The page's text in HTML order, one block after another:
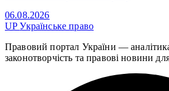
06.08.2026
UPУкраїнське право
Правовий портал України —
законотворчість та правові новини